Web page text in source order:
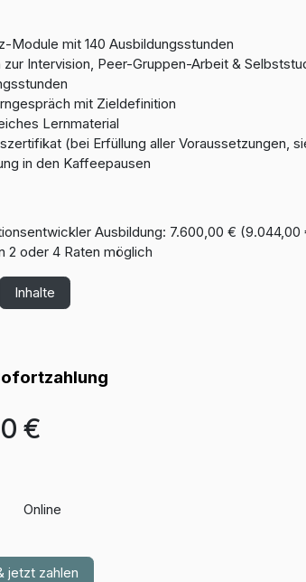
Module mit 140 Ausbildungsstunden
Intervision, Peer-Gruppen-Arbeit &
mit Zieldefinition
Lernmaterial
(bei Erfüllung aller Voraussetzungen,
in den Kaffeepausen
Ausbildung: 7.600,00 € (9.044,00
2 oder 4 Raten möglich
Inhalte
€
Online
jetzt zahlen